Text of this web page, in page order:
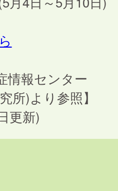
情報センター
所)より参照】
更新)